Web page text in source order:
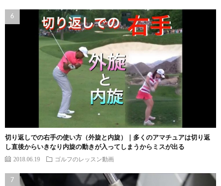
切り返しでの右手の使い方（外旋と内旋）｜多くのアマチュアは切り返
し直後からいきなり内旋の動きが入ってしまうからミスが出る
2018.06.19 ゴルフのレッスン動画